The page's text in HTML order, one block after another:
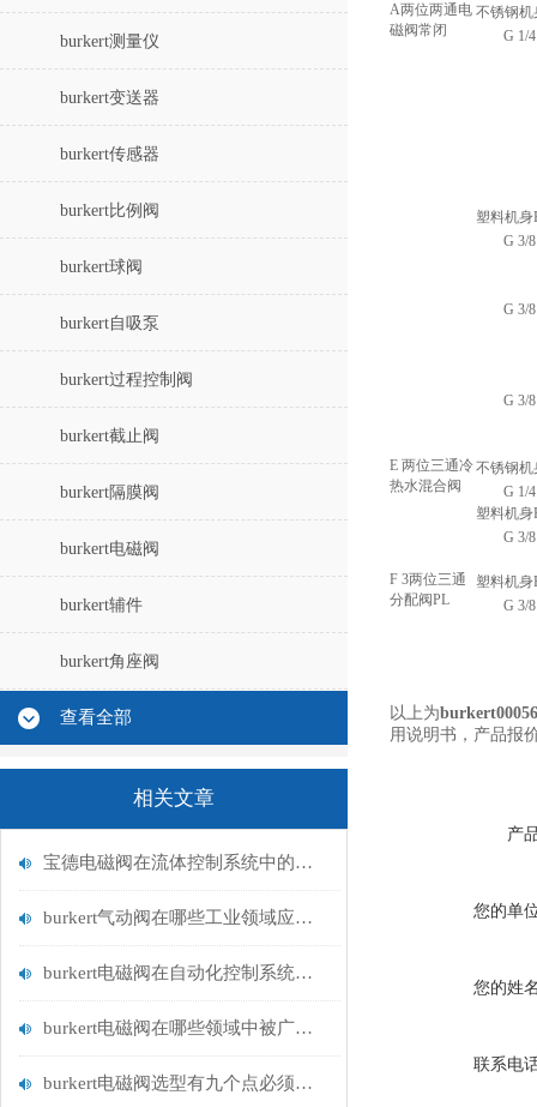
burkert测量仪
burkert变送器
burkert传感器
burkert比例阀
burkert球阀
burkert自吸泵
burkert过程控制阀
burkert截止阀
burkert隔膜阀
burkert电磁阀
burkert辅件
burkert角座阀
查看全部
相关文章
宝德电磁阀在流体控制系统中的应用
burkert气动阀在哪些工业领域应用广泛？
burkert电磁阀在自动化控制系统中的应用
burkert电磁阀在哪些领域中被广泛应用？
burkert电磁阀选型有九个点必须知道国与百科
A两位两通电
磁阀常闭
不锈钢机
G 1/4
塑料机身
G 3/8
G 3/8
G 3/8
E 两位三通冷
热水混合阀
不锈钢机
G 1/4
塑料机身
G 3/8
F 3两位三通
分配阀PL
塑料机身
G 3/8
以上为
用说明书，产品报
产
您的单
您的姓
联系电